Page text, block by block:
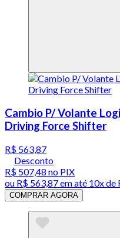
Cambio P/ Volante
Driving Force Shifter
R$ 563,87
Desconto
R$ 507,48 no PIX
ou R$ 563,87em até 10x de
COMPRAR AGORA